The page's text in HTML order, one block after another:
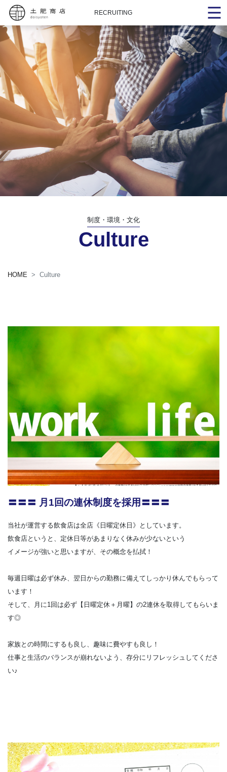
RECRUITING
制度・環境・文化
Culture
HOME Culture
〓〓〓 月1回の連休制度を採用〓〓〓
当社が運営する飲食店は全店《日曜定休日》としています。
飲食店というと、定休日等があまりなく休みが少ないという
イメージが強いと思いますが、その概念を払拭！
毎週日曜は必ず休み、翌日からの勤務に備えてしっかり休んでもらって
います！
そして、月に1回は必ず【日曜定休＋月曜】の2連休を取得してもらいま
す◎
家族との時間にするも良し、趣味に費やすも良し！
仕事と生活のバランスが崩れないよう、存分にリフレッシュしてくださ
い♪